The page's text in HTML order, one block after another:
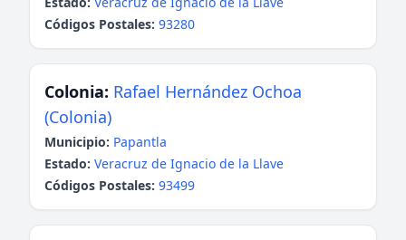
Códigos Postales: 93280
Colonia: Rafael Hernández Ochoa
(Colonia)
Municipio: Papantla
Estado: Veracruz de Ignacio de la Llave
Códigos Postales: 93499